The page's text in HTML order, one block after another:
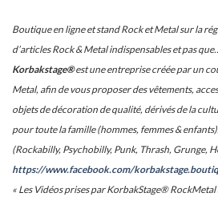
Boutique en ligne et stand Rock et Metal sur la
d’articles Rock & Metal indispensables et pas
Korbakstage®est une entreprise créée par un
Metal, afin de vous proposer des vêtements,
objets de décoration de qualité, dérivés de la
pour toute la famille (hommes, femmes &
(Rockabilly, Psychobilly, Punk, Thrash, Grunge,
https://www.facebook.com/
« Les Vidéos prises par KorbakStage®